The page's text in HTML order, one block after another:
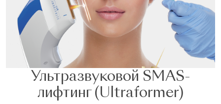
Ультразвуковой SMAS-
лифтинг (Ultraformer)